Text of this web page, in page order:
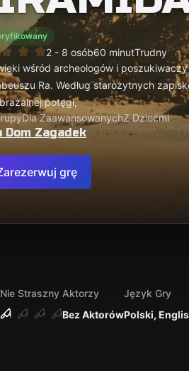
2 - 8 osób60 minutTrudny
wśród archeologów i
Ra. Według starożytnych
potęgi,
Dla ZaawansowanychZ Dziećmi
Dom Zagadek
grę
Nie Straszny
Bez Aktorów
Aktorzy
Polski,
Język Gry